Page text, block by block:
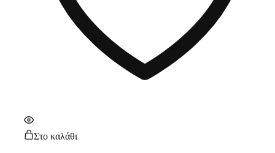
Στο καλάθι